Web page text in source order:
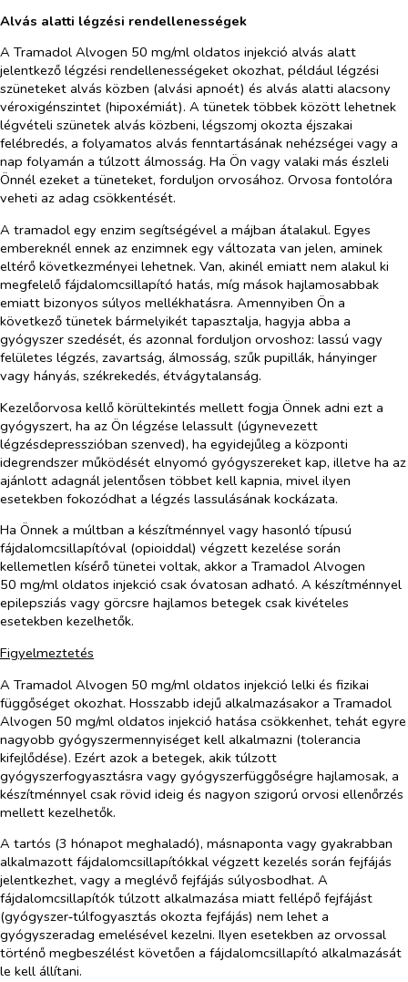
Alvás alatti légzési rendellenességek
A Tramadol Alvogen 50 mg/ml oldatos injekció alvás alatt
jelentkező légzési rendellenességeket okozhat, például légzési
szüneteket alvás közben (alvási apnoét) és alvás alatti alacsony
véroxigénszintet (hipoxémiát). A tünetek többek között lehetnek
légvételi szünetek alvás közbeni, légszomj okozta éjszakai
felébredés, a folyamatos alvás fenntartásának nehézségei vagy a
nap folyamán a túlzott álmosság. Ha Ön vagy valaki más észleli
Önnél ezeket a tüneteket, forduljon orvosához. Orvosa fontolóra
veheti az adag csökkentését.
A tramadol egy enzim segítségével a májban átalakul. Egyes
embereknél ennek az enzimnek egy változata van jelen, aminek
eltérő következményei lehetnek. Van, akinél emiatt nem alakul ki
megfelelő fájdalomcsillapító hatás, míg mások hajlamosabbak
emiatt bizonyos súlyos mellékhatásra. Amennyiben Ön a
következő tünetek bármelyikét tapasztalja, hagyja abba a
gyógyszer szedését, és azonnal forduljon orvoshoz: lassú vagy
felületes légzés, zavartság, álmosság, szűk pupillák, hányinger
vagy hányás, székrekedés, étvágytalanság.
Kezelőorvosa kellő körültekintés mellett fogja Önnek adni ezt a
gyógyszert, ha az Ön légzése lelassult (úgynevezett
légzésdepresszióban szenved), ha egyidejűleg a központi
idegrendszer működését elnyomó gyógyszereket kap, illetve ha az
ajánlott adagnál jelentősen többet kell kapnia, mivel ilyen
esetekben fokozódhat a légzés lassulásának kockázata.
Ha Önnek a múltban a készítménnyel vagy hasonló típusú
fájdalomcsillapítóval (opioiddal) végzett kezelése során
kellemetlen kísérő tünetei voltak, akkor a Tramadol Alvogen
50 mg/ml oldatos injekció csak óvatosan adható. A készítménnyel
epilepsziás vagy görcsre hajlamos betegek csak kivételes
esetekben kezelhetők.
Figyelmeztetés
A Tramadol Alvogen 50 mg/ml oldatos injekció lelki és fizikai
függőséget okozhat. Hosszabb idejű alkalmazásakor a Tramadol
Alvogen 50 mg/ml oldatos injekció hatása csökkenhet, tehát egyre
nagyobb gyógyszermennyiséget kell alkalmazni (tolerancia
kifejlődése). Ezért azok a betegek, akik túlzott
gyógyszerfogyasztásra vagy gyógyszerfüggőségre hajlamosak, a
készítménnyel csak rövid ideig és nagyon szigorú orvosi ellenőrzés
mellett kezelhetők.
A tartós (3 hónapot meghaladó), másnaponta vagy gyakrabban
alkalmazott fájdalomcsillapítókkal végzett kezelés során fejfájás
jelentkezhet, vagy a meglévő fejfájás súlyosbodhat. A
fájdalomcsillapítók túlzott alkalmazása miatt fellépő fejfájást
(gyógyszer‑túlfogyasztás okozta fejfájás) nem lehet a
gyógyszeradag emelésével kezelni. Ilyen esetekben az orvossal
történő megbeszélést követően a fájdalomcsillapító alkalmazását
le kell állítani.